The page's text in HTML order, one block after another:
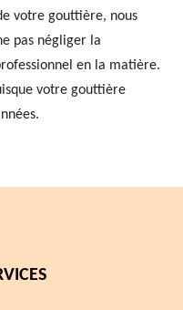
votre gouttière, nous
pas négliger la
en la matière.
votre gouttière